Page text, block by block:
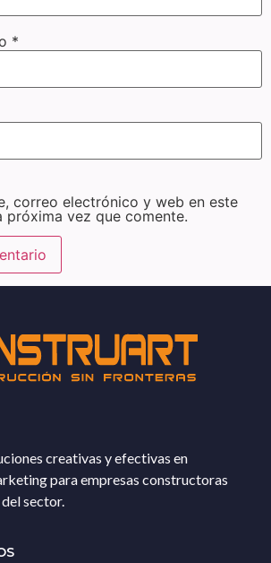
*
correo electrónico y web en este
próxima vez que comente.
creativas y efectivas en
para empresas constructoras
sector.